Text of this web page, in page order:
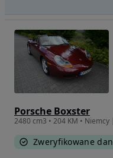
Porsche Boxster
Zweryfikowane